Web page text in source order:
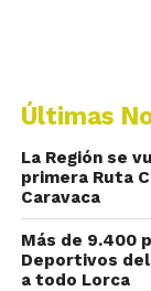
Últimas
La Región se
primera Ruta
Caravaca
Más de 9.400
Deportivos
a todo Lorca